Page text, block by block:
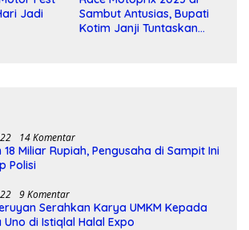
Jadi
Sambut Antusias, Bupati
Kotim Janji Tuntaskan
14 Komentar
Miliar Rupiah, Pengusaha di Sampit Ini
Polisi
9 Komentar
Serahkan Karya UMKM Kepada
di Istiqlal Halal Expo